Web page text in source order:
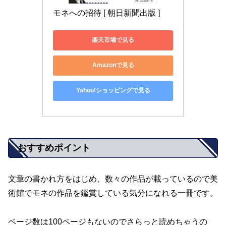
モネへの招待 [ 朝日新聞出版 ]
楽天市場で見る
Amazonで見る
Yahoo!ショッピングで見る
おすすめポイント
文章の書かれ方をはじめ、数々の作品が載っているので美
術館でモネの作品を鑑賞している気分になれる一冊です。
ページ数は100ページもないのでさらっと読めちゃうの